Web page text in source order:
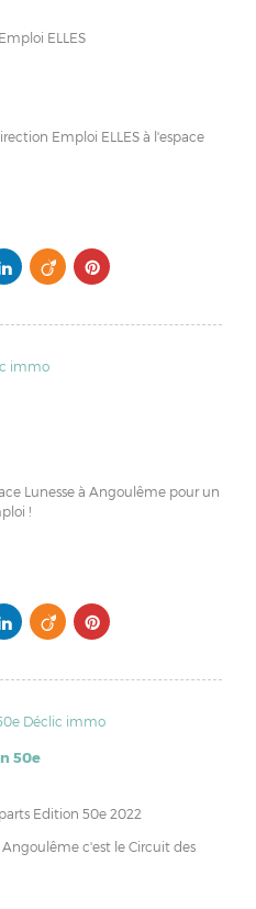
ELLES
Emploi ELLES à l'espace
Lunesse à Angoulême pour un
!
50e
Edition 50e 2022
Angoulême c'est le Circuit des